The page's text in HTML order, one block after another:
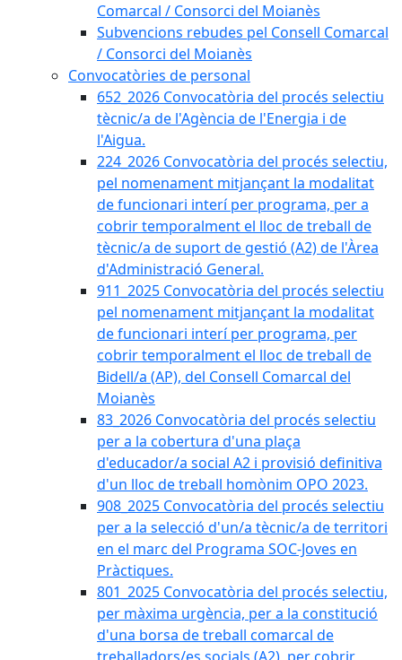
Comarcal / Consorci del Moianès
Subvencions rebudes pel Consell Comarcal
/ Consorci del Moianès
Convocatòries de personal
652_2026 Convocatòria del procés selectiu
tècnic/a de l'Agència de l'Energia i de
l'Aigua.
224_2026 Convocatòria del procés selectiu,
pel nomenament mitjançant la modalitat
de funcionari interí per programa, per a
cobrir temporalment el lloc de treball de
tècnic/a de suport de gestió (A2) de l'Àrea
d'Administració General.
911_2025 Convocatòria del procés selectiu
pel nomenament mitjançant la modalitat
de funcionari interí per programa, per
cobrir temporalment el lloc de treball de
Bidell/a (AP), del Consell Comarcal del
Moianès
83_2026 Convocatòria del procés selectiu
per a la cobertura d'una plaça
d'educador/a social A2 i provisió definitiva
d'un lloc de treball homònim OPO 2023.
908_2025 Convocatòria del procés selectiu
per a la selecció d'un/a tècnic/a de territori
en el marc del Programa SOC-Joves en
Pràctiques.
801_2025 Convocatòria del procés selectiu,
per màxima urgència, per a la constitució
d'una borsa de treball comarcal de